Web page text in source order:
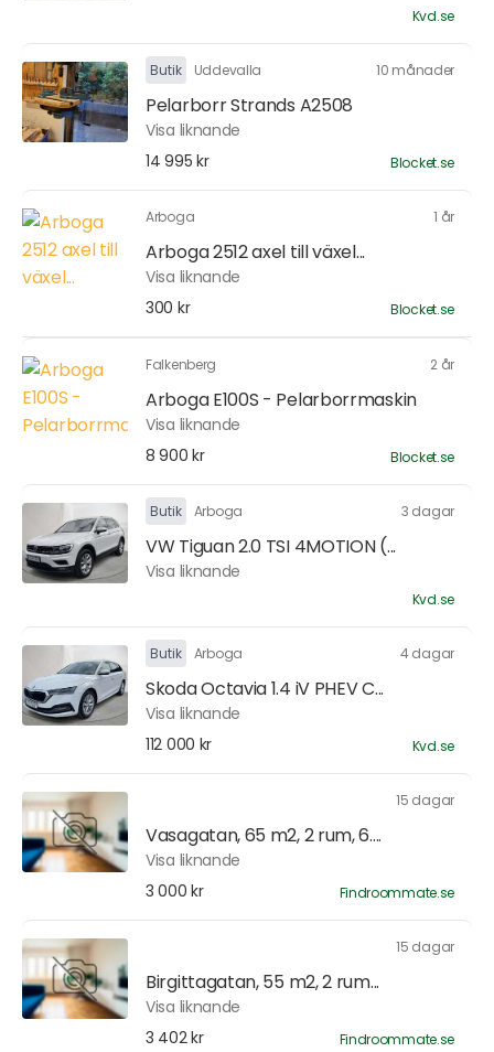
Kvd.se
Butik Uddevalla 10 månader
Pelarborr Strands A2508
Visa liknande
14 995 kr
Blocket.se
Arboga 1 år
Arboga 2512 axel till växel...
Visa liknande
300 kr
Blocket.se
Falkenberg 2 år
Arboga E100S - Pelarborrmaskin
Visa liknande
8 900 kr
Blocket.se
Butik Arboga 3 dagar
VW Tiguan 2.0 TSI 4MOTION (...
Visa liknande
Kvd.se
Butik Arboga 4 dagar
Skoda Octavia 1.4 iV PHEV C...
Visa liknande
112 000 kr
Kvd.se
15 dagar
Vasagatan, 65 m2, 2 rum, 6....
Visa liknande
3 000 kr
Findroommate.se
15 dagar
Birgittagatan, 55 m2, 2 rum...
Visa liknande
3 402 kr
Findroommate.se